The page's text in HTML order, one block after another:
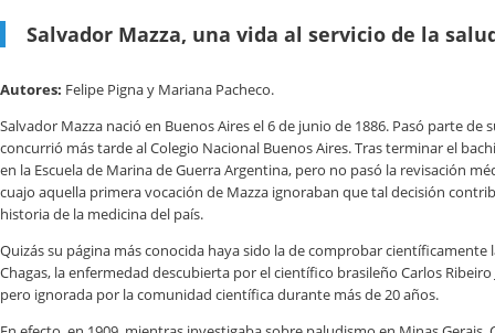
Salvador Mazza, una vida al servicio de la
Autores: Felipe Pigna y Mariana Pacheco.
Salvador Mazza nació en Buenos Aires el 6 de junio de 1886. Pasó parte de
concurrió más tarde al Colegio Nacional Buenos Aires. Tras terminar el
en la Escuela de Marina de Guerra Argentina, pero no pasó la revisación
cuajo aquella primera vocación de Mazza ignoraban que tal decisión
historia de la medicina del país.
Quizás su página más conocida haya sido la de comprobar científicamente
Chagas, la enfermedad descubierta por el científico brasileño Carlos Ribeiro
pero ignorada por la comunidad científica durante más de 20 años.